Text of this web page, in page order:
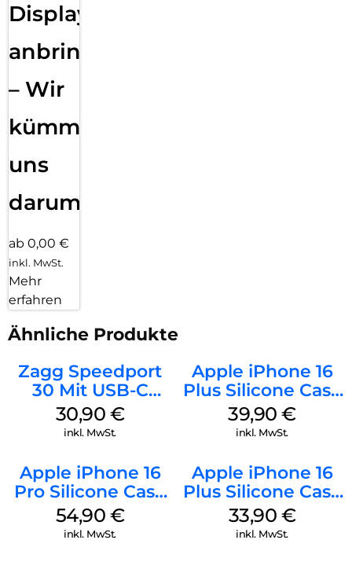
Displayfolie
anbringen
– Wir
kümmern
uns
darum!
ab 0,00 €
inkl. MwSt.
Mehr
erfahren
Ähnliche Produkte
Zagg Speedport
30 Mit USB-C
Kabel Weiß
30,90 €
inkl. MwSt.
Apple iPhone 16
Plus Silicone Case
MagSafe Plum
39,90€
inkl. MwSt.
Apple iPhone 16
Pro Silicone Case
MagSafe Black
54,90 €
inkl. MwSt.
Apple iPhone 16
Plus Silicone Case
MagSafe Lake
Green
33,90 €
inkl. MwSt.